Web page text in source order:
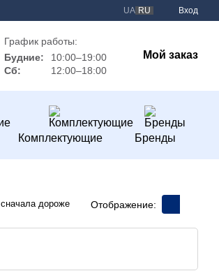
UA RU Вход
График работы:
Будние:
10:00–19:00
Сб:
12:00–18:00
Мой заказ
Комплектующие Бренды
сначала дороже Отображение: